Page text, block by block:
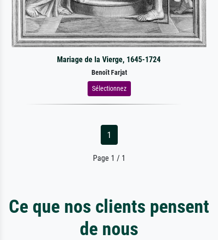
Mariage de la Vierge, 1645-1724
Benoît Farjat
Sélectionnez
1
Page 1 / 1
Ce que nos clients pensent
de nous